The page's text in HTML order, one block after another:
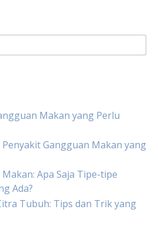
Makan yang Perlu
Gangguan Makan yang
Apa Saja Tipe-tipe
Ada?
Tubuh: Tips dan Trik yang